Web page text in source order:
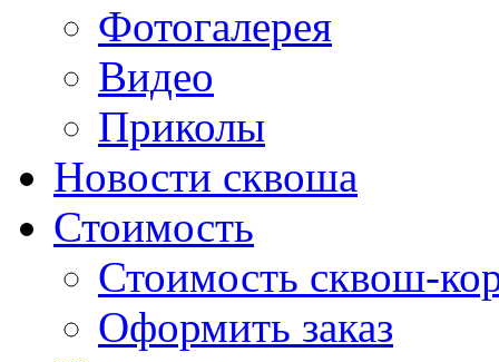
Фотогалерея
Видео
Приколы
Новости сквоша
Стоимость
Стоимость сквош-
Оформить заказ